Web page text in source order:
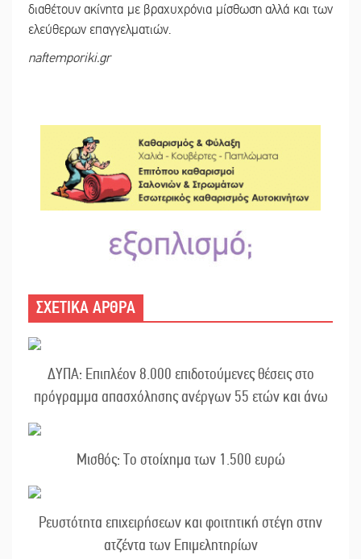
διαθέτουν ακίνητα με βραχυχρόνια μίσθωση αλλά και των
ελεύθερων επαγγελματιών.
naftemporiki.gr
ΣΧΕΤΙΚΑ ΑΡΘΡΑ
ΔΥΠΑ: Επιπλέον 8.000 επιδοτούμενες θέσεις στο
πρόγραμμα απασχόλησης ανέργων 55 ετών και άνω
Μισθός: Το στοίχημα των 1.500 ευρώ
Ρευστότητα επιχειρήσεων και φοιτητική στέγη στην
ατζέντα των Επιμελητηρίων